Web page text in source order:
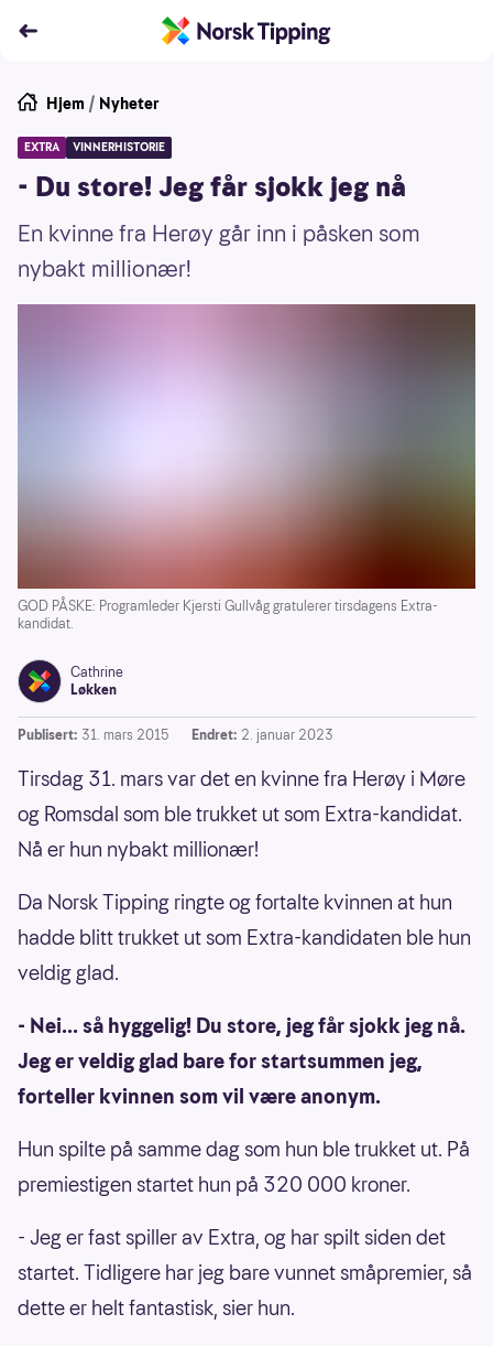
Hjem / Nyheter
EXTRA VINNERHISTORIE
- Du store! Jeg får sjokk jeg nå
En kvinne fra Herøy går inn i påsken som
nybakt millionær!
GOD PÅSKE: Programleder Kjersti Gullvåg gratulerer tirsdagens Extra-
kandidat.
Cathrine
Løkken
Publisert: 31. mars 2015 Endret: 2. januar 2023
Tirsdag 31. mars var det en kvinne fra Herøy i Møre
og Romsdal som ble trukket ut som Extra-kandidat.
Nå er hun nybakt millionær!
Da Norsk Tipping ringte og fortalte kvinnen at hun
hadde blitt trukket ut som Extra-kandidaten ble hun
veldig glad.
- Nei... så hyggelig! Du store, jeg får sjokk jeg nå.
Jeg er veldig glad bare for startsummen jeg,
forteller kvinnen som vil være anonym.
Hun spilte på samme dag som hun ble trukket ut. På
premiestigen startet hun på 320 000 kroner.
- Jeg er fast spiller av Extra, og har spilt siden det
startet. Tidligere har jeg bare vunnet småpremier, så
dette er helt fantastisk, sier hun.